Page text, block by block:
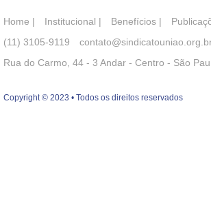
Home | Institucional | Benefícios |
(11) 3105-9119
Rua do Carmo, 44 - 3 Andar - Centro - São
Copyright © 2023 • Todos os direitos reservados